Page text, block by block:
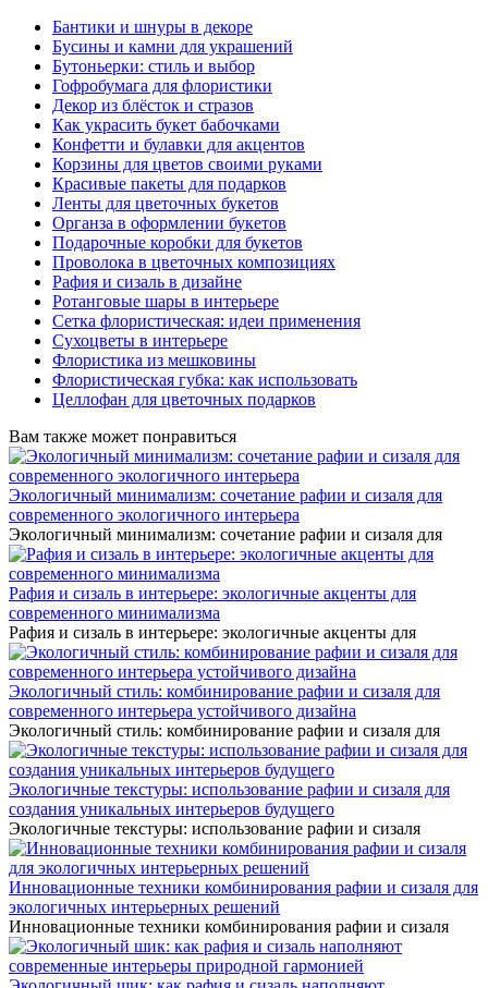
Бантики и шнуры в декоре
Бусины и камни для украшений
Бутоньерки: стиль и выбор
Гофробумага для флористики
Декор из блёсток и стразов
Как украсить букет бабочками
Конфетти и булавки для акцентов
Корзины для цветов своими руками
Красивые пакеты для подарков
Ленты для цветочных букетов
Органза в оформлении букетов
Подарочные коробки для букетов
Проволока в цветочных композициях
Рафия и сизаль в дизайне
Ротанговые шары в интерьере
Сетка флористическая: идеи применения
Сухоцветы в интерьере
Флористика из мешковины
Флористическая губка: как использовать
Целлофан для цветочных подарков
Вам также может понравиться
Экологичный минимализм: сочетание рафии и сизаля для
современного экологичного интерьера
Экологичный минимализм: сочетание рафии и сизаля для
Рафия и сизаль в интерьере: экологичные акценты для
современного минимализма
Рафия и сизаль в интерьере: экологичные акценты для
Экологичный стиль: комбинирование рафии и сизаля для
современного интерьера устойчивого дизайна
Экологичный стиль: комбинирование рафии и сизаля для
Экологичные текстуры: использование рафии и сизаля для
создания уникальных интерьеров будущего
Экологичные текстуры: использование рафии и сизаля
Инновационные техники комбинирования рафии и сизаля для
экологичных интерьерных решений
Инновационные техники комбинирования рафии и сизаля